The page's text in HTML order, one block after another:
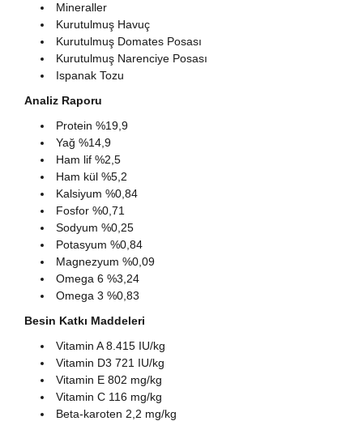
Mineraller
Kurutulmuş Havuç
Kurutulmuş Domates Posası
Kurutulmuş Narenciye Posası
Ispanak Tozu
Analiz Raporu
Protein %19,9
Yağ %14,9
Ham lif %2,5
Ham kül %5,2
Kalsiyum %0,84
Fosfor %0,71
Sodyum %0,25
Potasyum %0,84
Magnezyum %0,09
Omega 6 %3,24
Omega 3 %0,83
Besin Katkı Maddeleri
Vitamin A 8.415 IU/kg
Vitamin D3 721 IU/kg
Vitamin E 802 mg/kg
Vitamin C 116 mg/kg
Beta-karoten 2,2 mg/kg